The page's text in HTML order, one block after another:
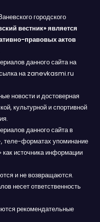
городского
вестник» является
правовых актов
данного сайта на
на zanevkasmi.ru
новости и достоверная
культурной и спортивной
данного сайта в
теле-форматах упоминание
как источника информации
и не возвращаются.
несет ответственность
рекомендательные